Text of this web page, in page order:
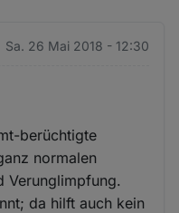
Sa. 26 Mai 2018 - 12:30
berüchtigte
normalen
Verunglimpfung.
da hilft auch kein